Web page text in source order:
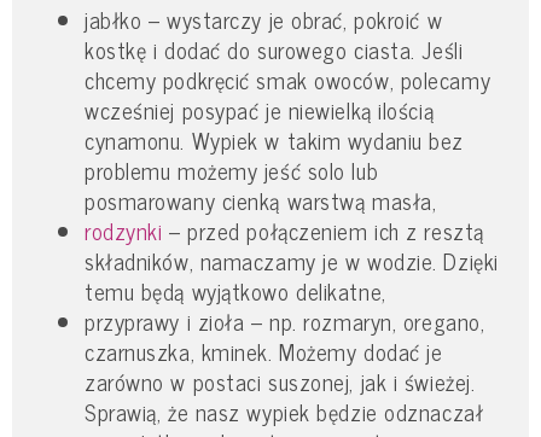
jabłko – wystarczy je obrać, pokroić w
kostkę i dodać do surowego ciasta. Jeśli
chcemy podkręcić smak owoców, polecamy
wcześniej posypać je niewielką ilością
cynamonu. Wypiek w takim wydaniu bez
problemu możemy jeść solo lub
posmarowany cienką warstwą masła,
rodzynki – przed połączeniem ich z resztą
składników, namaczamy je w wodzie. Dzięki
temu będą wyjątkowo delikatne,
przyprawy i zioła – np. rozmaryn, oregano,
czarnuszka, kminek. Możemy dodać je
zarówno w postaci suszonej, jak i świeżej.
Sprawią, że nasz wypiek będzie odznaczał